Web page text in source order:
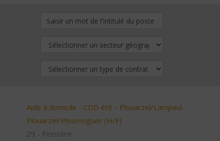
Aide à domicile - CDD été - Plouarzel/Lampaul-
Plouarzel/Ploumoguer (H/F)
29 - Finistère